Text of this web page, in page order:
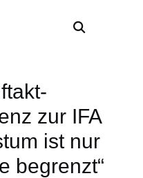
zur IFA
ist nur
begrenzt“